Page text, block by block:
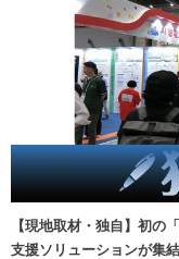
【現地取材・独自】初の
支援ソリューションが集結